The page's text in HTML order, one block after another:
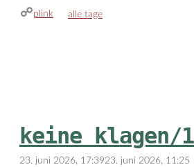
plink kategorien
alle tage
keine klagen/
23. juni 2026, 17:3923. juni 2026, 11:25